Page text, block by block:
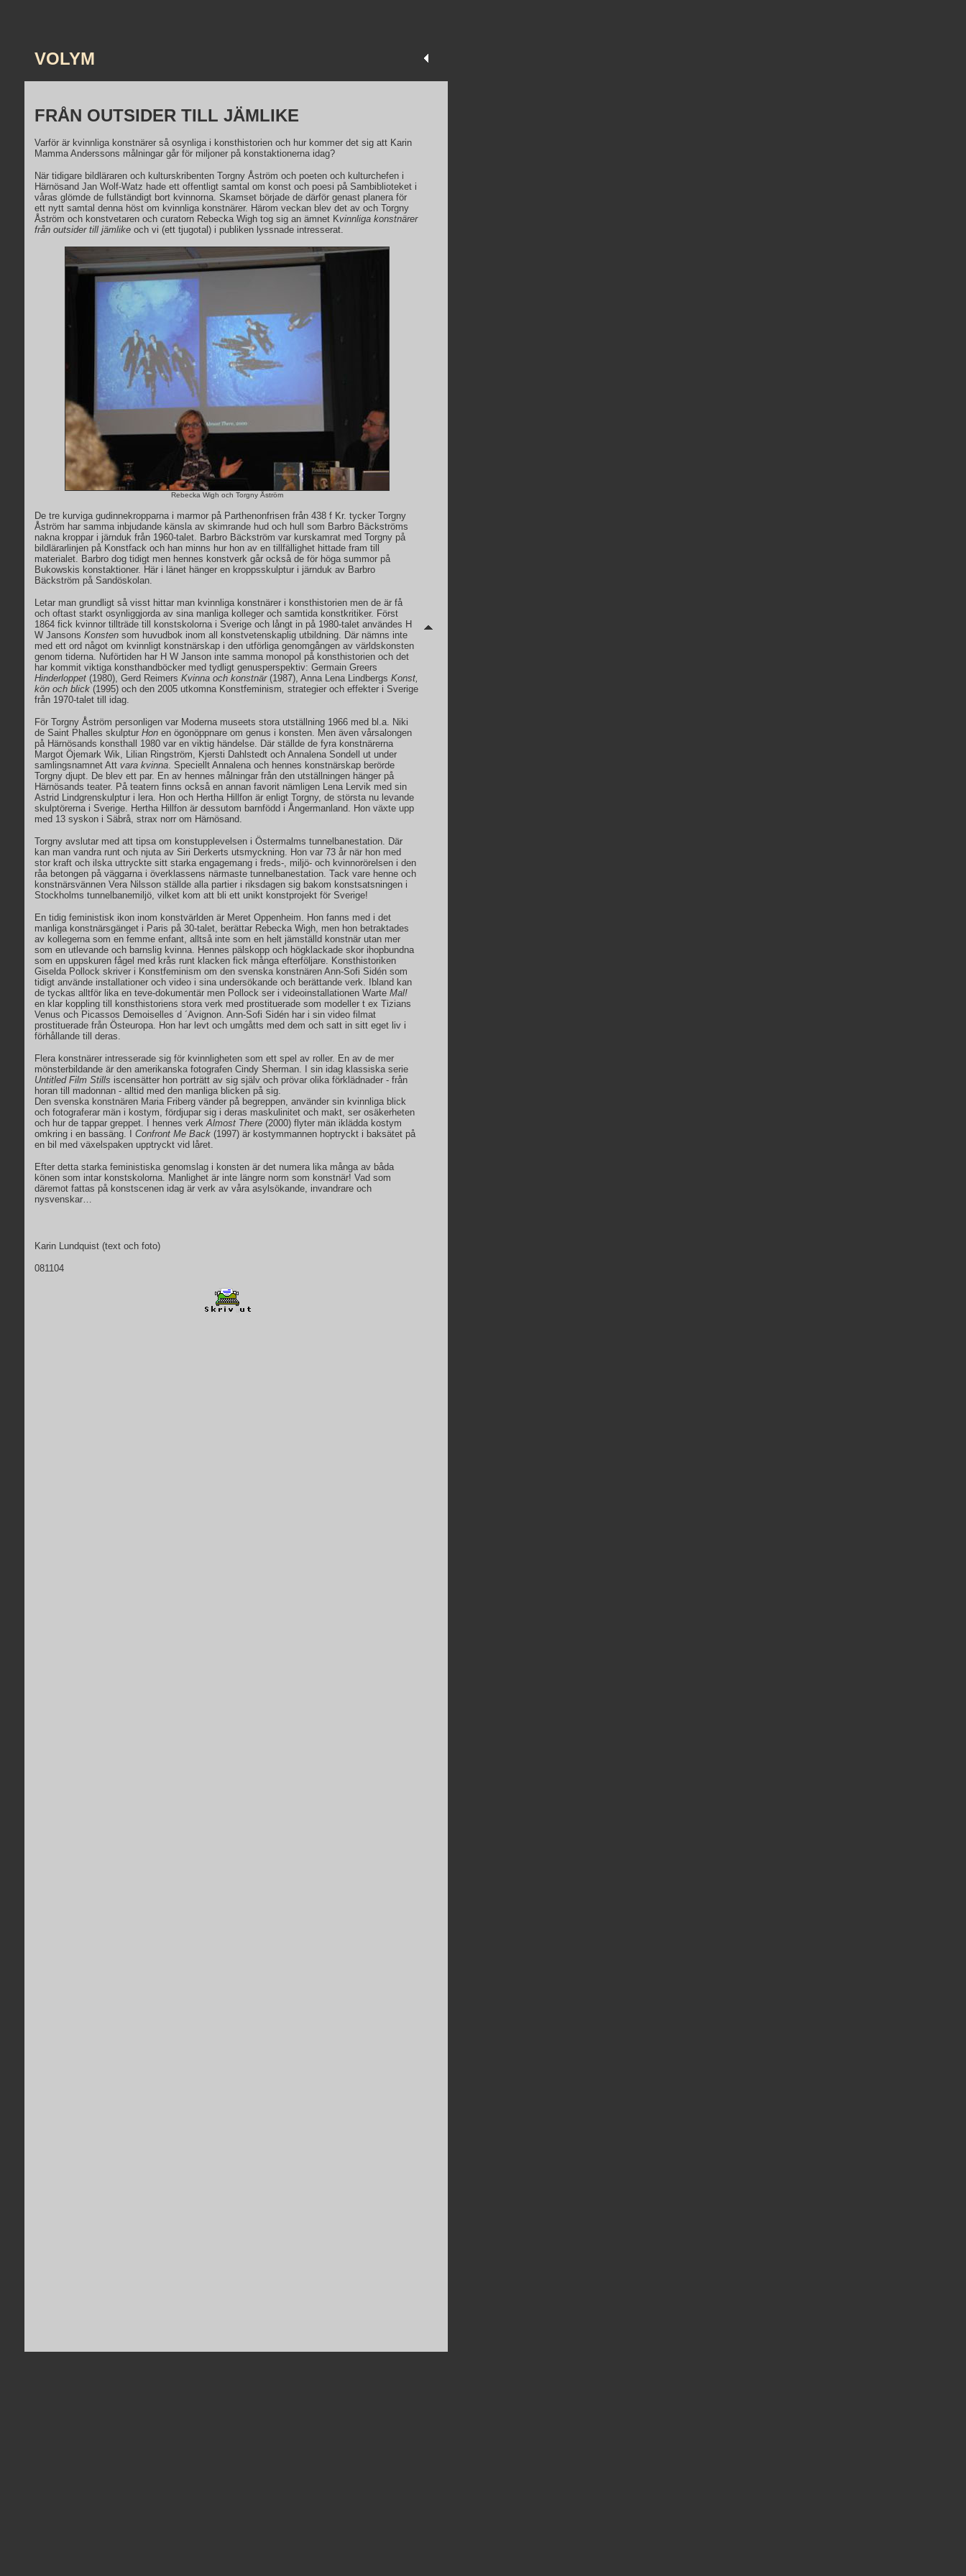
VOLYM
FRÅN OUTSIDER TILL JÄMLIKE
Varför är kvinnliga konstnärer så osynliga i konsthistorien och hur kommer det sig att Karin
Mamma Anderssons målningar går för miljoner på konstaktionerna idag?
När tidigare bildläraren och kulturskribenten Torgny Åström och poeten och kulturchefen i
Härnösand Jan Wolf-Watz hade ett offentligt samtal om konst och poesi på Sambiblioteket i
våras glömde de fullständigt bort kvinnorna. Skamset började de därför genast planera för
ett nytt samtal denna höst om kvinnliga konstnärer. Härom veckan blev det av och Torgny
Åström och konstvetaren och curatorn Rebecka Wigh tog sig an ämnet Kvinnliga konstnärer
från outsider till jämlike och vi (ett tjugotal) i publiken lyssnade intresserat.
Rebecka Wigh och Torgny Åström
De tre kurviga gudinnekropparna i marmor på Parthenonfrisen från 438 f Kr. tycker Torgny
Åström har samma inbjudande känsla av skimrande hud och hull som Barbro Bäckströms
nakna kroppar i järnduk från 1960-talet. Barbro Bäckström var kurskamrat med Torgny på
bildlärarlinjen på Konstfack och han minns hur hon av en tillfällighet hittade fram till
materialet. Barbro dog tidigt men hennes konstverk går också de för höga summor på
Bukowskis konstaktioner. Här i länet hänger en kroppsskulptur i järnduk av Barbro
Bäckström på Sandöskolan.
Letar man grundligt så visst hittar man kvinnliga konstnärer i konsthistorien men de är få
och oftast starkt osynliggjorda av sina manliga kolleger och samtida konstkritiker. Först
1864 fick kvinnor tillträde till konstskolorna i Sverige och långt in på 1980-talet användes H
W Jansons Konsten som huvudbok inom all konstvetenskaplig utbildning. Där nämns inte
med ett ord något om kvinnligt konstnärskap i den utförliga genomgången av världskonsten
genom tiderna. Nuförtiden har H W Janson inte samma monopol på konsthistorien och det
har kommit viktiga konsthandböcker med tydligt genusperspektiv: Germain Greers
Hinderloppet (1980), Gerd Reimers Kvinna och konstnär (1987), Anna Lena Lindbergs Konst,
kön och blick (1995) och den 2005 utkomna Konstfeminism, strategier och effekter i Sverige
från 1970-talet till idag.
För Torgny Åström personligen var Moderna museets stora utställning 1966 med bl.a. Niki
de Saint Phalles skulptur Hon en ögonöppnare om genus i konsten. Men även vårsalongen
på Härnösands konsthall 1980 var en viktig händelse. Där ställde de fyra konstnärerna
Margot Öjemark Wik, Lilian Ringström, Kjersti Dahlstedt och Annalena Sondell ut under
samlingsnamnet Att vara kvinna. Speciellt Annalena och hennes konstnärskap berörde
Torgny djupt. De blev ett par. En av hennes målningar från den utställningen hänger på
Härnösands teater. På teatern finns också en annan favorit nämligen Lena Lervik med sin
Astrid Lindgrenskulptur i lera. Hon och Hertha Hillfon är enligt Torgny, de största nu levande
skulptörerna i Sverige. Hertha Hillfon är dessutom barnfödd i Ångermanland. Hon växte upp
med 13 syskon i Säbrå, strax norr om Härnösand.
Torgny avslutar med att tipsa om konstupplevelsen i Östermalms tunnelbanestation. Där
kan man vandra runt och njuta av Siri Derkerts utsmyckning. Hon var 73 år när hon med
stor kraft och ilska uttryckte sitt starka engagemang i freds-, miljö- och kvinnorörelsen i den
råa betongen på väggarna i överklassens närmaste tunnelbanestation. Tack vare henne och
konstnärsvännen Vera Nilsson ställde alla partier i riksdagen sig bakom konstsatsningen i
Stockholms tunnelbanemiljö, vilket kom att bli ett unikt konstprojekt för Sverige!
En tidig feministisk ikon inom konstvärlden är Meret Oppenheim. Hon fanns med i det
manliga konstnärsgänget i Paris på 30-talet, berättar Rebecka Wigh, men hon betraktades
av kollegerna som en femme enfant, alltså inte som en helt jämställd konstnär utan mer
som en utlevande och barnslig kvinna. Hennes pälskopp och högklackade skor ihopbundna
som en uppskuren fågel med krås runt klacken fick många efterföljare. Konsthistoriken
Giselda Pollock skriver i Konstfeminism om den svenska konstnären Ann-Sofi Sidén som
tidigt använde installationer och video i sina undersökande och berättande verk. Ibland kan
de tyckas alltför lika en teve-dokumentär men Pollock ser i videoinstallationen Warte Mal!
en klar koppling till konsthistoriens stora verk med prostituerade som modeller t ex Tizians
Venus och Picassos Demoiselles d ´Avignon. Ann-Sofi Sidén har i sin video filmat
prostituerade från Östeuropa. Hon har levt och umgåtts med dem och satt in sitt eget liv i
förhållande till deras.
Flera konstnärer intresserade sig för kvinnligheten som ett spel av roller. En av de mer
mönsterbildande är den amerikanska fotografen Cindy Sherman. I sin idag klassiska serie
Untitled Film Stills iscensätter hon porträtt av sig själv och prövar olika förklädnader - från
horan till madonnan - alltid med den manliga blicken på sig.
Den svenska konstnären Maria Friberg vänder på begreppen, använder sin kvinnliga blick
och fotograferar män i kostym, fördjupar sig i deras maskulinitet och makt, ser osäkerheten
och hur de tappar greppet. I hennes verkAlmost There (2000) flyter män iklädda kostym
omkring i en bassäng. I Confront Me Back (1997) är kostymmannen hoptryckt i baksätet på
en bil med växelspaken upptryckt vid låret.
Efter detta starka feministiska genomslag i konsten är det numera lika många av båda
könen som intar konstskolorna. Manlighet är inte längre norm som konstnär! Vad som
däremot fattas på konstscenen idag är verk av våra asylsökande, invandrare och
nysvenskar…
Karin Lundquist (text och foto)
081104